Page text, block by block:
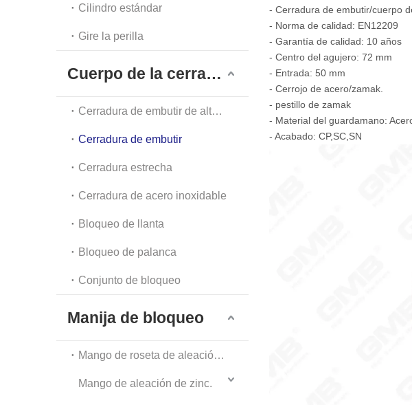
Cilindro estándar
Gire la perilla
Cuerpo de la cerradura
Cerradura de embutir de alta seguridad
Cerradura de embutir
Cerradura estrecha
Cerradura de acero inoxidable
Bloqueo de llanta
Bloqueo de palanca
Conjunto de bloqueo
Manija de bloqueo
Mango de roseta de aleación de zinc
Mango de aleación de zinc.
- Cerradura de embutir/cuerpo
- Norma de calidad: EN12209
- Garantía de calidad: 10 años
- Centro del agujero: 72 mm
- Entrada: 50 mm
- Cerrojo de acero/zamak.
- pestillo de zamak
- Material del guardamano:
- Acabado: CP,SC,SN